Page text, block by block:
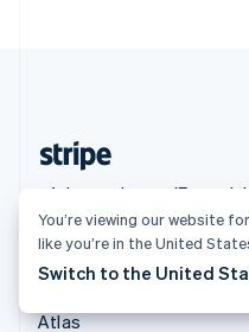
Luxembourg (Français)
Produits et tarifs
Tarifs
Atlas
You’re viewing our website
like you’re in the United
Switch to the United